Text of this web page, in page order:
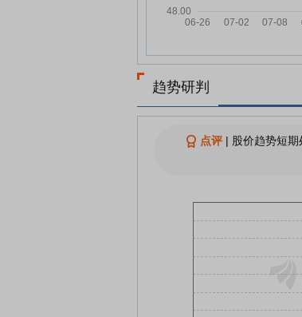
贝隆精密：融资
贝隆精密：融资
趋势研判
点评| 股价趋势短